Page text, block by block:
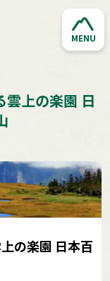
MENU
雲上の楽園 日
の楽園 日本百